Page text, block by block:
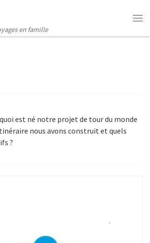
en famille
est né notre projet de tour du monde
nous avons construit et quels
?